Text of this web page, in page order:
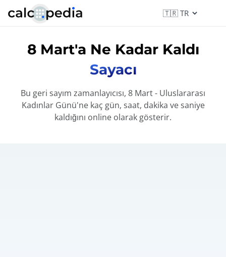
8 Mart'a Ne Kadar Kaldı
Sayacı
Bu geri sayım zamanlayıcısı, 8 Mart - Uluslararası
Kadınlar Günü'ne kaç gün, saat, dakika ve saniye
kaldığını online olarak gösterir.